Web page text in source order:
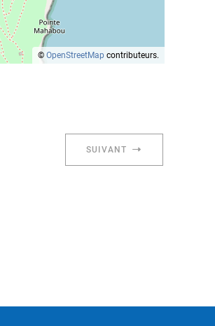
© OpenStreetMap contributeurs.
SUIVANT